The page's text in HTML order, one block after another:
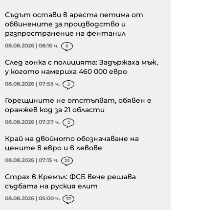
Съдът остави в ареста петима от
обвинените за производство и
разпространение на фентанил
08.08.2026 | 08:16 ч. 0
След гонка с полицията: Задържаха мъж,
у когото намериха 460 000 евро
08.08.2026 | 07:55 ч. 3
Горещините не отстъпват, обявен е
оранжев код за 21 области
08.08.2026 | 07:37 ч. 3
Край на двойното обозначаване на
цените в евро и в левове
08.08.2026 | 07:15 ч. 23
Страх в Кремъл: ФСБ вече решава
съдбата на руския елит
08.08.2026 | 05:00 ч. 37